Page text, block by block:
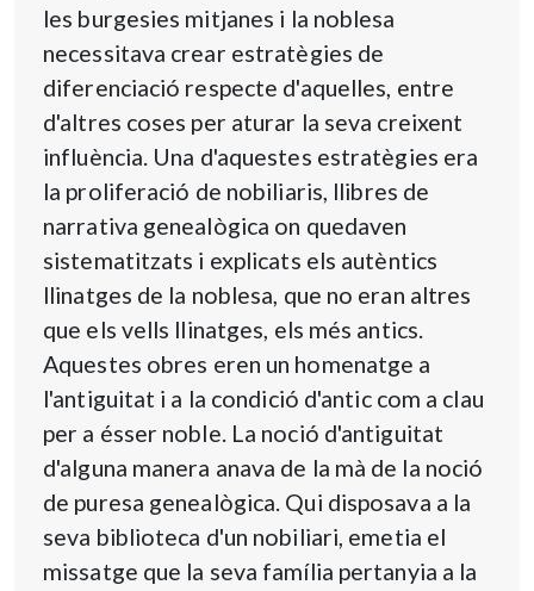
les burgesies mitjanes i la noblesa
necessitava crear estratègies de
diferenciació respecte d'aquelles, entre
d'altres coses per aturar la seva creixent
influència. Una d'aquestes estratègies era
la proliferació de nobiliaris, llibres de
narrativa genealògica on quedaven
sistematitzats i explicats els autèntics
llinatges de la noblesa, que no eran altres
que els vells llinatges, els més antics.
Aquestes obres eren un homenatge a
l'antiguitat i a la condició d'antic com a clau
per a ésser noble. La noció d'antiguitat
d'alguna manera anava de la mà de la noció
de puresa genealògica. Qui disposava a la
seva biblioteca d'un nobiliari, emetia el
missatge que la seva família pertanyia a la